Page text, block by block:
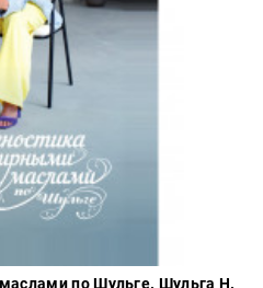
по Шульге. Шульга Н.